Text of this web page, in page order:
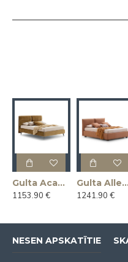
Gulta Academy (Divguļama) (Ražota Itālijā)
1153.90 €
Gulta Allen
1241.90 €
NESEN APSKATĪTIE